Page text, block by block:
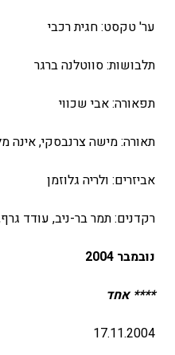
ער' טקסט: חגית רכבי
תלבושות: סווטלנה ברגר
תפאורה: אבי שכווי
תאורה: מישה צרנבסקי, אינה
אביזרים: ולריה גלוזמן
רקדנים: תמר בר-ניב, עודד
נובמבר 2004
**** אחד
17.11.2004